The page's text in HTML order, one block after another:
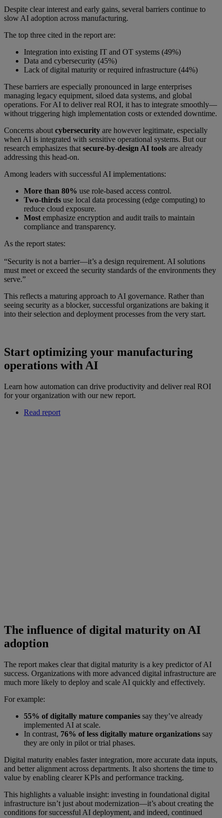
Despite clear interest and early gains, several barriers continue to
slow AI adoption across manufacturing.
The top three cited in the report are:
Integration into existing IT and OT systems (49%)
Data and cybersecurity (45%)
Lack of digital maturity or required infrastructure (44%)
These barriers are especially pronounced in large enterprises
managing legacy equipment, siloed data systems, and global
operations. For AI to deliver real ROI, it has to integrate smoothly—
without triggering high implementation costs or extended downtime.
Concerns about cybersecurity are however legitimate, especially
when AI is integrated with sensitive operational systems. But our
research emphasizes that secure-by-design AI tools are already
addressing this head-on.
Among leaders with successful AI implementations:
More than 80% use role-based access control.
Two-thirds use local data processing (edge computing) to
reduce cloud exposure.
Most emphasize encryption and audit trails to maintain
compliance and transparency.
As the report states:
“Security is not a barrier—it’s a design requirement. AI solutions
must meet or exceed the security standards of the environments they
serve.”
This reflects a maturing approach to AI governance. Rather than
seeing security as a blocker, successful organizations are baking it
into their selection and deployment processes from the very start.
Start optimizing your manufacturing
operations with AI
Learn how automation can drive productivity and deliver real ROI
for your organization with our new report.
Read report
The influence of digital maturity on AI
adoption
The report makes clear that digital maturity is a key predictor of AI
success. Organizations with more advanced digital infrastructure are
much more likely to deploy and scale AI quickly and effectively.
For example:
55% of digitally mature companies say they’ve already
implemented AI at scale.
In contrast, 76% of less digitally mature organizations say
they are only in pilot or trial phases.
Digital maturity enables faster integration, more accurate data inputs,
and better alignment across departments. It also shortens the time to
value by enabling clearer KPIs and performance tracking.
This highlights a valuable insight: investing in foundational digital
infrastructure isn’t just about modernization—it’s about creating the
conditions for successful AI deployment, and indeed, continued